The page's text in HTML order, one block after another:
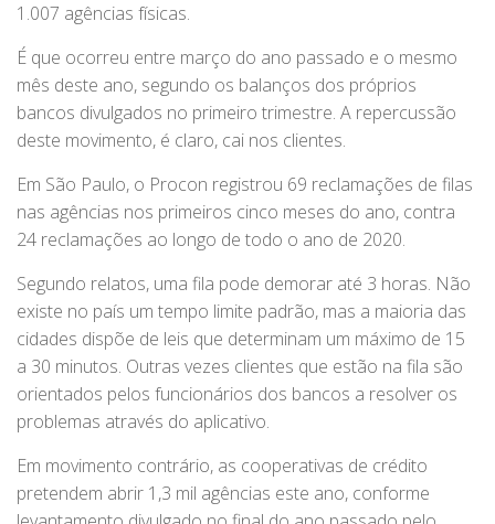
1.007 agências físicas.
É que ocorreu entre março do ano passado e o mesmo
mês deste ano, segundo os balanços dos próprios
bancos divulgados no primeiro trimestre. A repercussão
deste movimento, é claro, cai nos clientes.
Em São Paulo, o Procon registrou 69 reclamações de filas
nas agências nos primeiros cinco meses do ano, contra
24 reclamações ao longo de todo o ano de 2020.
Segundo relatos, uma fila pode demorar até 3 horas. Não
existe no país um tempo limite padrão, mas a maioria das
cidades dispõe de leis que determinam um máximo de 15
a 30 minutos. Outras vezes clientes que estão na fila são
orientados pelos funcionários dos bancos a resolver os
problemas através do aplicativo.
Em movimento contrário, as cooperativas de crédito
pretendem abrir 1,3 mil agências este ano, conforme